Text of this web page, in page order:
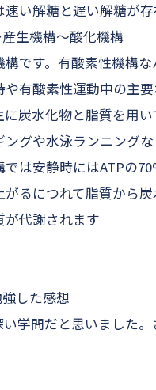
速い解糖と遅い解糖が
生機構〜酸化機構
構です。有酸素性機構
や有酸素性運動中の主
炭水化物と脂質を用
グや水泳ランニング
では安静時にはATPの
がるにつれて脂質から
が代謝されます
した感想
い学問だと思いました